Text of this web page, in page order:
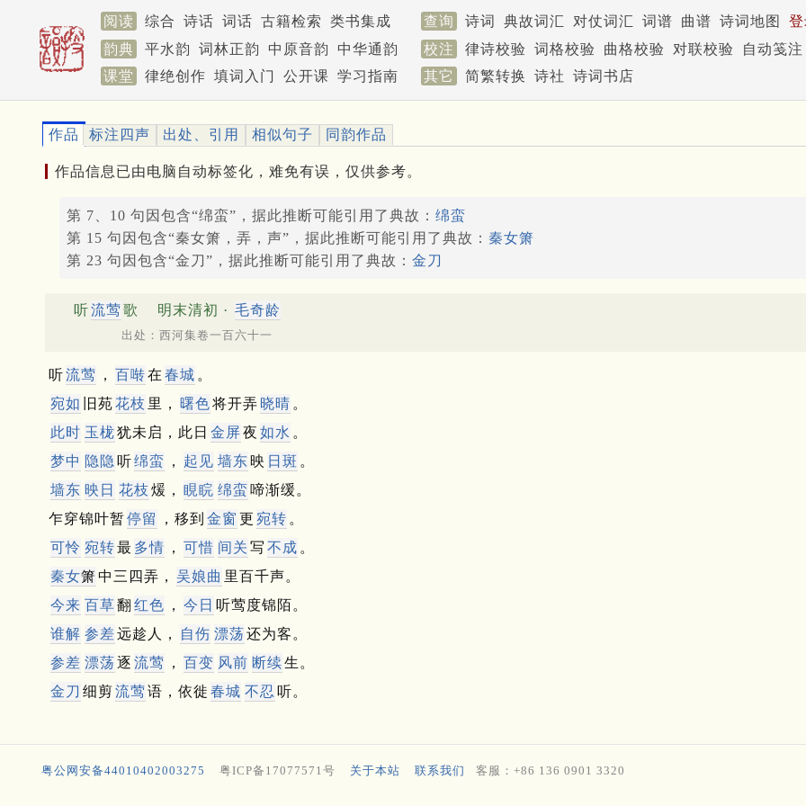
阅读 综合 诗话 词话 古籍检索 类书集成 查询 诗词 典故词汇 对仗词汇 词谱 曲谱 诗词地图
韵典
平水韵 词林正韵 中原音韵 中华通韵 校注 律诗校验 词格校验 曲格校验 对联校验
自动笺注
课堂
律绝创作 填词入门 公开课 学习指南 其它 简繁转换 诗社 诗词书店
作品 标注四声 出处、引用 相似句子 同韵作品
作品信息已由电脑自动标签化，难免有误，仅供参考。
第 7、10 句因包含“绵蛮”，据此推断可能引用了典故： 绵蛮
第 15 句因包含“秦女箫，弄，声”，据此推断可能引用了典故： 秦女箫
第 23 句因包含“金刀”，据此推断可能引用了典故： 金刀
听流莺歌 明末清初 · 毛奇龄
出处：西河集卷一百六十一
听流莺 ， 百啭在 春城 。
宛如
旧苑花枝 里， 曙色将开弄 晓晴 。
此时 玉栊犹未启，此日 金屏夜 如水 。
梦中 隐隐 听绵蛮 ， 起见 墙东 映 日斑 。
墙东 映日 花枝 煖， 睍睆 绵蛮 啼渐缓。
乍穿锦叶暂停留 ，移到 金窗 更 宛转 。
可怜 宛转最 多情 ， 可惜 间关 写 不成 。
秦女箫 中三四弄， 吴娘曲 里百千声。
今来 百草翻 红色 ， 今日 听莺度锦陌。
谁解 参差远趁人， 自伤 漂荡还为客。
参差 漂荡逐 流莺 ， 百变 风前 断续生。
金刀 细剪流莺语，依徙 春城 不忍 听。
粤公网安备44010402003275 粤ICP备17077571号 关于本站 联系我们 客服：+86 136 0901 3320